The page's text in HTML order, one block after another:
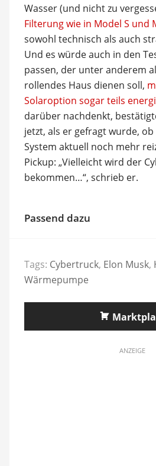
Wasser (und nicht zu
Filterung wie in Model S und
sowohl technisch als auch
Und es würde auch in den
passen, der unter anderem
rollendes Haus dienen soll,
Solaroption sogar teils
darüber nachdenkt,
jetzt, als er gefragt wurde, ob
System aktuell noch mehr
Pickup: „Vielleicht wird der
bekommen…“, schrieb er.
Passend dazu
Tags: Cybertruck, Elon Musk,
Wärmepumpe
ANZEIGE